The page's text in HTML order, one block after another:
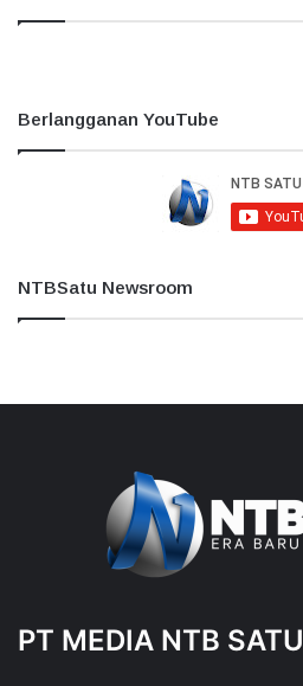
Berlangganan YouTube
NTBSatu Newsroom
PT MEDIA NTB SATU